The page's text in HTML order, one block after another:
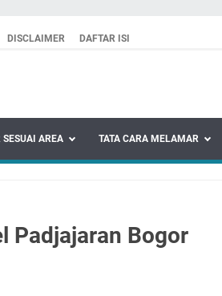
DISCLAIMER DAFTAR ISI
SESUAI AREA TATA CARA MELAMAR
Padjajaran Bogor